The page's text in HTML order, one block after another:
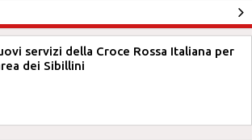
servizi della Croce Rossa Italiana per
dei Sibillini